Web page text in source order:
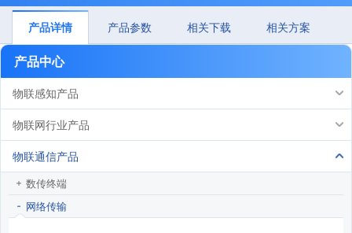
产品详情 产品参数 相关下载 相关方案
产品中心
物联感知产品
物联网行业产品
物联通信产品
数传终端
网络传输